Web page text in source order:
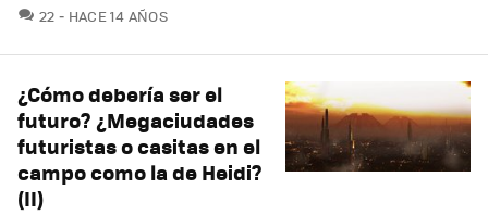
22 COMENTARIOS
HACE 14 AÑOS
¿Cómo debería ser el
futuro? ¿Megaciudades
futuristas o casitas en el
campo como la de Heidi?
(II)